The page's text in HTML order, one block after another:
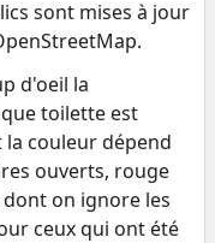
sont mises à jour
d'oeil la
toilette est
couleur dépend
ouverts, rouge
on ignore les
ceux qui ont été